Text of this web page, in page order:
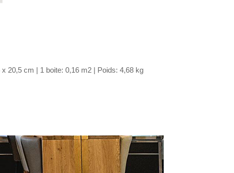
20,5 cm | 1 boite: 0,16 m2 | Poids: 4,68 kg